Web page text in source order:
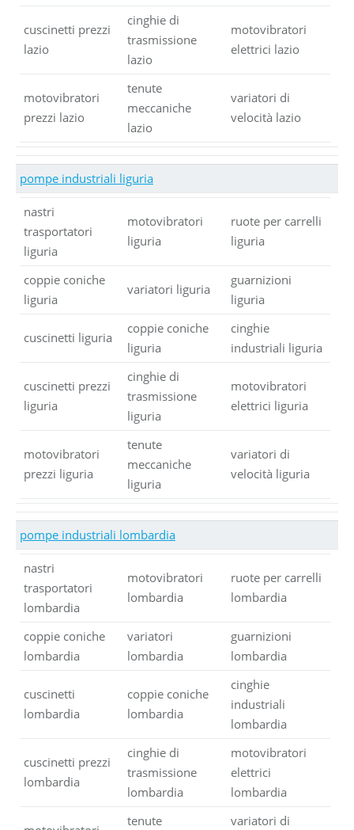
cuscinetti prezzi
lazio
cinghie di
trasmissione
lazio
motovibratori
elettrici lazio
motovibratori
prezzi lazio
tenute
meccaniche
lazio
variatori di
velocità lazio
pompe industriali liguria
nastri
trasportatori
liguria
motovibratori
liguria
ruote per carrelli
liguria
coppie coniche
liguria
variatori liguria
guarnizioni
liguria
cuscinetti liguria
coppie coniche
liguria
cinghie
industriali liguria
cuscinetti prezzi
liguria
cinghie di
trasmissione
liguria
motovibratori
elettrici liguria
motovibratori
prezzi liguria
tenute
meccaniche
liguria
variatori di
velocità liguria
pompe industriali lombardia
nastri
trasportatori
lombardia
motovibratori
lombardia
ruote per carrelli
lombardia
coppie coniche
lombardia
variatori
lombardia
guarnizioni
lombardia
cuscinetti
lombardia
coppie coniche
lombardia
cinghie
industriali
lombardia
cuscinetti prezzi
lombardia
cinghie di
trasmissione
lombardia
motovibratori
elettrici
lombardia
tenute variatori di